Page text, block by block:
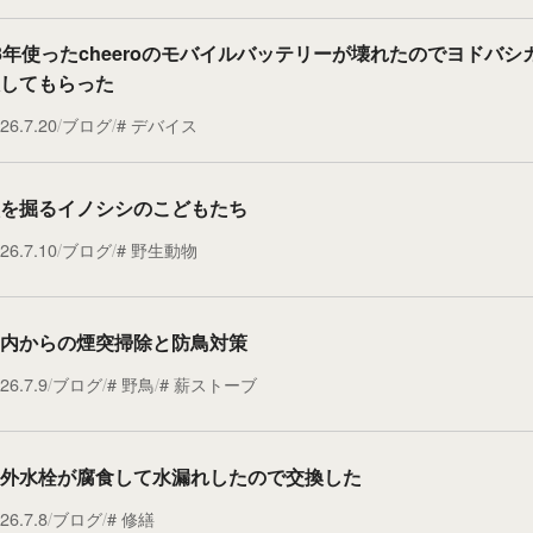
使ったcheeroのモバイルバッテリーが壊れたのでヨドバシ
てもらった
ブログ デバイス
掘るイノシシのこどもたち
ブログ 野生動物
からの煙突掃除と防鳥対策
ブログ 野鳥 薪ストーブ
水栓が腐食して水漏れしたので交換した
ブログ 修繕